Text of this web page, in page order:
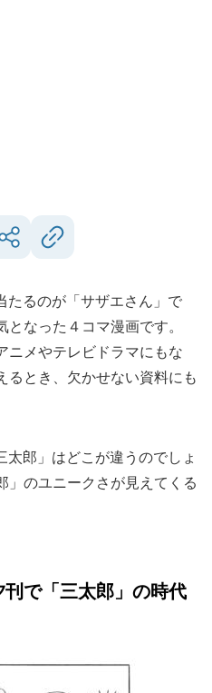
るのが「サザエさん」で
なった４コマ漫画です。
ニメやテレビドラマにもな
るとき、欠かせない資料にも
郎」はどこが違うのでしょ
」のユニークさが見えてくる
で「三太郎」の時代